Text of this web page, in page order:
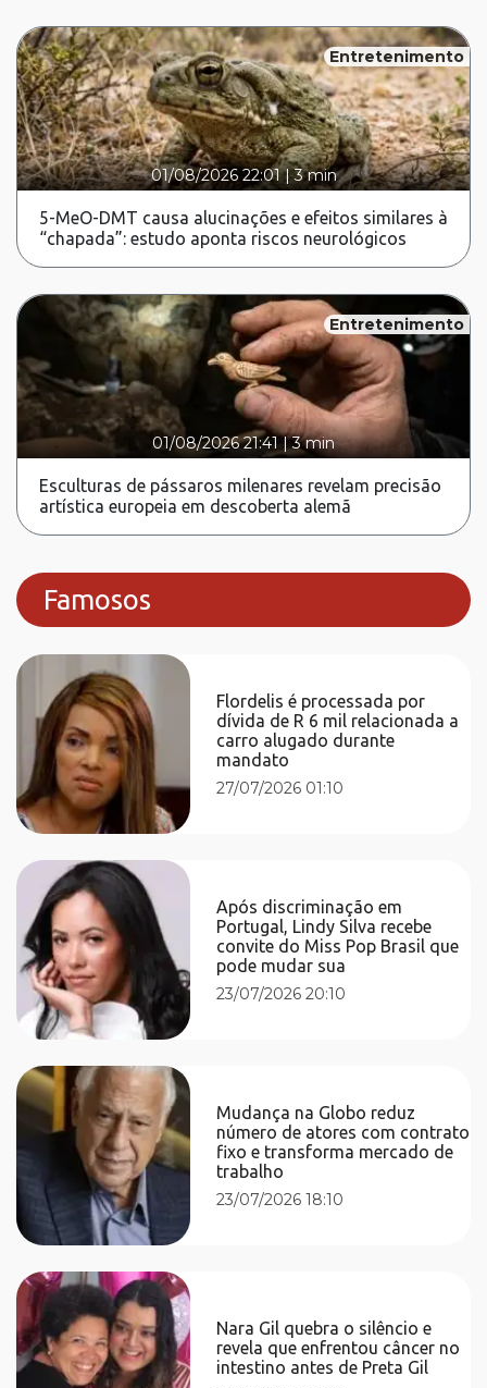
Entretenimento
01/08/2026 22:01|3 min
5-MeO-DMT causa alucinações e efeitos similares à
“chapada”: estudo aponta riscos neurológicos
Entretenimento
01/08/2026 21:41 |3 min
Esculturas de pássaros milenares revelam precisão
artística europeia em descoberta alemã
Famosos
Flordelis é processada por
dívida de R 6 mil relacionada a
carro alugado durante
mandato
27/07/2026 01:10
Após discriminação em
Portugal, Lindy Silva recebe
convite do Miss Pop Brasil que
pode mudar sua
23/07/2026 20:10
Mudança na Globo reduz
número de atores com contrato
fixo e transforma mercado de
trabalho
23/07/2026 18:10
Nara Gil quebra o silêncio e
revela que enfrentou câncer no
intestino antes de Preta Gil